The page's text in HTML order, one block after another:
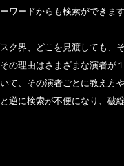
ワードからも検索ができます
ク界、どこを見渡しても、
の理由はさまざまな演者が
て、その演者ごとに教え方
逆に検索が不便になり、破